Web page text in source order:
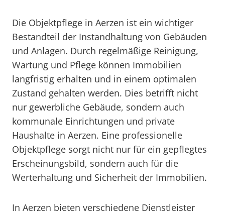
Die Objektpflege in Aerzen ist ein wichtiger
Bestandteil der Instandhaltung von Gebäuden
und Anlagen. Durch regelmäßige Reinigung,
Wartung und Pflege können Immobilien
langfristig erhalten und in einem optimalen
Zustand gehalten werden. Dies betrifft nicht
nur gewerbliche Gebäude, sondern auch
kommunale Einrichtungen und private
Haushalte in Aerzen. Eine professionelle
Objektpflege sorgt nicht nur für ein gepflegtes
Erscheinungsbild, sondern auch für die
Werterhaltung und Sicherheit der Immobilien.
In Aerzen bieten verschiedene Dienstleister